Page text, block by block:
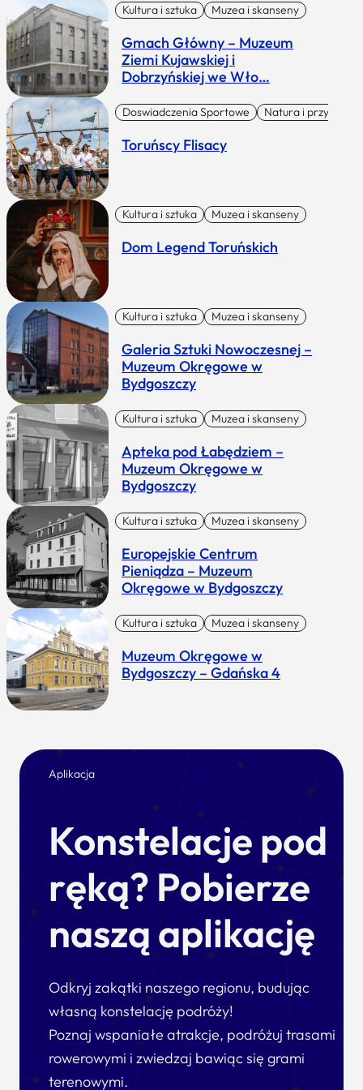
Kultura i sztuka Muzea i skanseny
Gmach Główny – Muzeum
Ziemi Kujawskiej i
Dobrzyńskiej we Wło…
Doswiadczenia Sportowe Natura i przygoda
Toruńscy Flisacy
Kultura i sztuka Muzea i skanseny
Dom Legend Toruńskich
Kultura i sztuka Muzea i skanseny
Galeria Sztuki Nowoczesnej –
Muzeum Okręgowe w
Bydgoszczy
Kultura i sztuka Muzea i skanseny
Apteka pod Łabędziem –
Muzeum Okręgowe w
Bydgoszczy
Kultura i sztuka Muzea i skanseny
Europejskie Centrum
Pieniądza – Muzeum
Okręgowe w Bydgoszczy
Kultura i sztuka Muzea i skanseny
Muzeum Okręgowe w
Bydgoszczy – Gdańska 4
Aplikacja
Konstelacje pod
ręką? Pobierze
naszą aplikację
Odkryj zakątki naszego regionu, budując
własną konstelację podróży!
Poznaj wspaniałe atrakcje, podróżuj trasami
rowerowymi i zwiedzaj bawiąc się grami
terenowymi.